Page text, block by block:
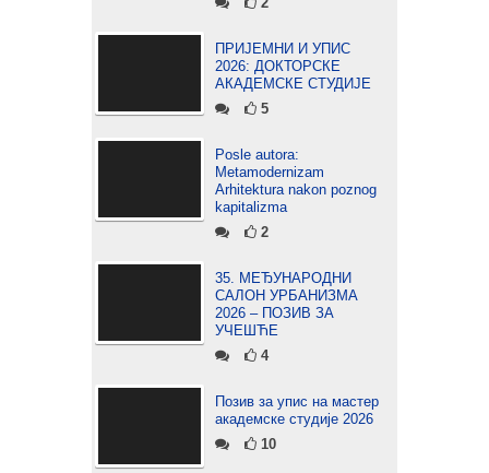
ПРИЈЕМНИ И УПИС
2026: ДОКТОРСКЕ
АКАДЕМСКЕ СТУДИЈЕ
5
Posle autora:
Metamodernizam
Arhitektura nakon poznog
kapitalizma
2
35. МЕЂУНАРОДНИ
САЛОН УРБАНИЗМА
2026 – ПОЗИВ ЗА
УЧЕШЋЕ
4
Позив за упис на мастер
академске студије 2026
10